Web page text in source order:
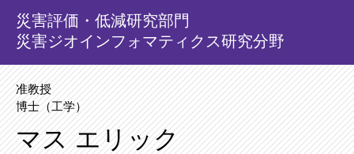
災害評価・低減研究部門
災害ジオインフォマティクス研究分野
准教授
博士（工学）
マス エリック